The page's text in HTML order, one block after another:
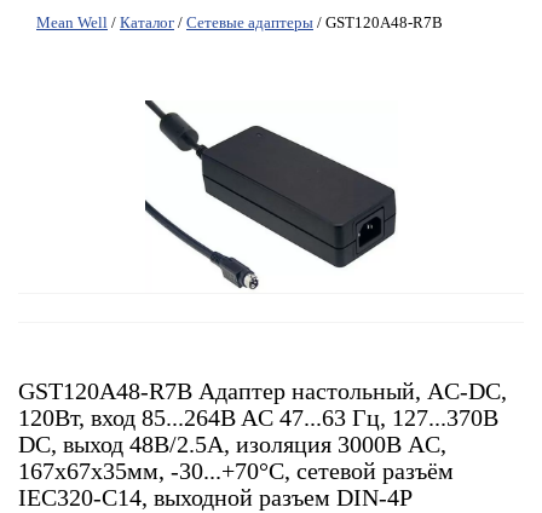
Mean Well / Каталог / Сетевые адаптеры / GST120A48-R7B
GST120A48-R7B Адаптер настольный, AC-DC,
120Вт, вход 85...264B AC 47...63 Гц, 127...370B
DC, выход 48B/2.5A, изоляция 3000В AC,
167x67x35мм, -30...+70°С, сетевой разъём
IEC320-C14, выходной разъем DIN-4P